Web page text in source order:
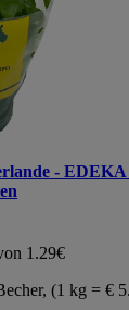
-
1.29€
(1 kg = €